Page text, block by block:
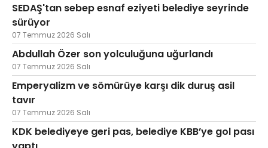
SEDAŞ'tan sebep esnaf eziyeti belediye seyrinde
sürüyor
07 Temmuz 2026 Salı
Abdullah Özer son yolculuğuna uğurlandı
07 Temmuz 2026 Salı
Emperyalizm ve sömürüye karşı dik duruş asil
tavır
07 Temmuz 2026 Salı
KDK belediyeye geri pas, belediye KBB’ye gol pası